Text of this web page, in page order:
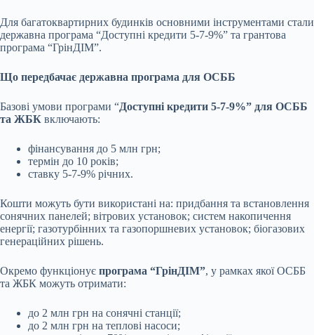
Для багатоквартирних будинків основними інструментами стали
державна програма “Доступні кредити 5-7-9%” та грантова
програма “ГрінДІМ”.
Що передбачає державна програма для ОСББ
Базові умови програми “Доступні кредити 5-7-9%” для ОСББ
та ЖБК включають:
фінансування до 5 млн грн;
термін до 10 років;
ставку 5-7-9% річних.
Кошти можуть бути використані на: придбання та встановлення
сонячних панелей; вітрових установок; систем накопичення
енергії; газотурбінних та газопоршневих установок; біогазових
генераційних рішень.
Окремо функціонує програма “ГрінДІМ”, у рамках якої ОСББ
та ЖБК можуть отримати:
до 2 млн грн на сонячні станції;
до 2 млн грн на теплові насоси;